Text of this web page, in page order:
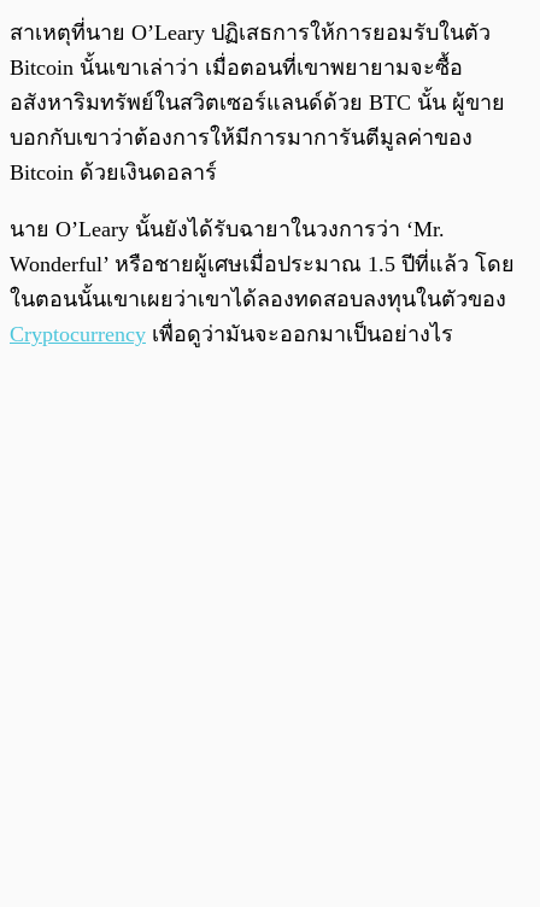
สาเหตุที่นาย O’Leary ปฏิเสธการให้การยอมรับในตัว
Bitcoin นั้นเขาเล่าว่า เมื่อตอนที่เขาพยายามจะซื้อ
อสังหาริมทรัพย์ในสวิตเซอร์แลนด์ด้วย BTC นั้น ผู้ขาย
บอกกับเขาว่าต้องการให้มีการมาการันตีมูลค่าของ
Bitcoin ด้วยเงินดอลาร์
นาย O’Leary นั้นยังได้รับฉายาในวงการว่า ‘Mr.
Wonderful’ หรือชายผู้เศษเมื่อประมาณ 1.5 ปีที่แล้ว โดย
ในตอนนั้นเขาเผยว่าเขาได้ลองทดสอบลงทุนในตัวของ
Cryptocurrency เพื่อดูว่ามันจะออกมาเป็นอย่างไร